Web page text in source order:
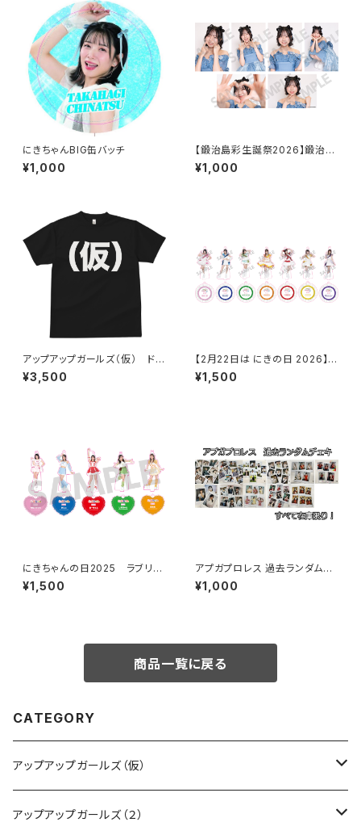
にきちゃんBIG缶バッチ
¥1,000
【鍛治島彩生誕祭2026】鍛治島
生誕2026 L判ランダム生写真
（2枚入り）
¥1,000
アップアップガールズ（仮） ドラ
イ（仮）Tシャツ
¥3,500
【2月22日は にきの日 2026】キ
ラプリ アクリルスタンドキーホル
ダー
¥1,500
にきちゃんの日2025 ラブリー
衣装 アクリルキーホルダー
¥1,500
アプガプロレス 過去ランダムチ
ェキ
¥1,000
商品一覧に戻る
CATEGORY
アップアップガールズ（仮）
CD・DVD・Blu-ray
アップアップガールズ（２）